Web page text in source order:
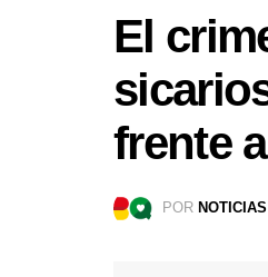
El
frente
POR